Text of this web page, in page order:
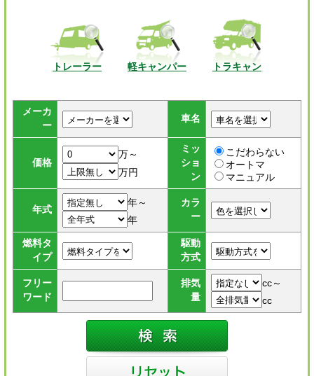
トレーラー 軽キャンパー トラキャン
メーカ
ー
車名
価格
万～
万円
ミッ
ショ
ン
こだわらない
オートマ
マニュアル
年式
年～
年
カラ
ー
燃料タ
イプ
駆動
方式
フリー
ワード
排気
量
cc～
cc